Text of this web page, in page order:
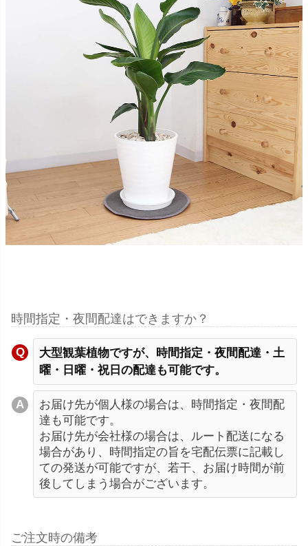
時間指定・夜間配達はできますか？
大型観葉植物ですが、時間指定・夜間配達・土
曜・日曜・祝日の配達も可能です。
お届け先が個人様の場合は、時間指定・夜間配
達も可能です。
お届け先が会社様の場合は、ルート配送になる
場合があり、時間指定の旨を宅配伝票に記載し
ての発送が可能ですが、若干、お届け時間が前
後してしまう場合がございます。
ご注文時の備考